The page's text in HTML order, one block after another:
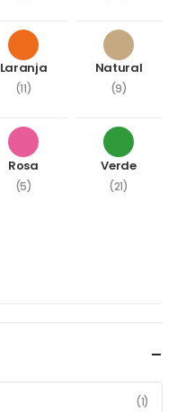
Laranja
(11)
Natural
(9)
Rosa
(5)
Verde
(21)
(1)